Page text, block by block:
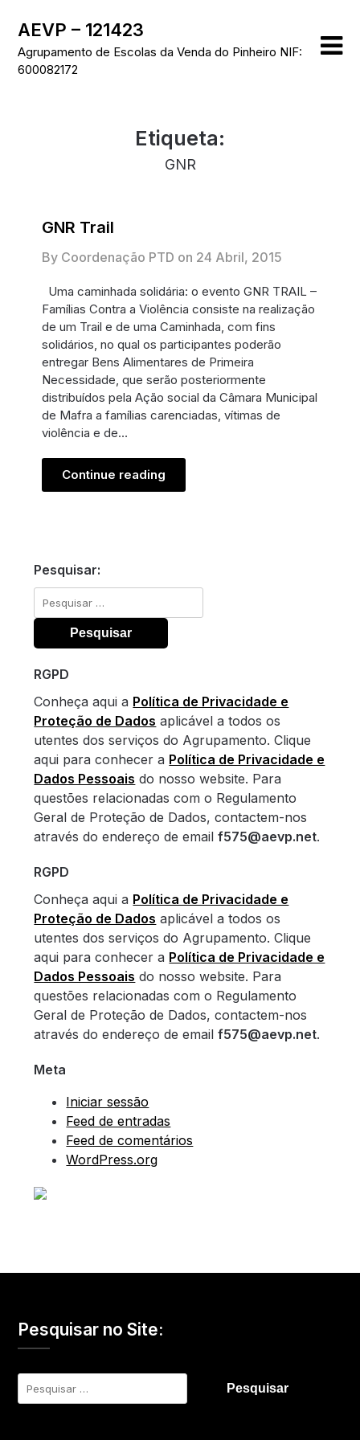
content
AEVP – 121423
Agrupamento de Escolas da Venda do Pinheiro NIF:
600082172
Etiqueta:
GNR
GNR Trail
By Coordenação PTD on 24 Abril, 2015
Uma caminhada solidária: o evento GNR TRAIL –
Famílias Contra a Violência consiste na realização
de um Trail e de uma Caminhada, com fins
solidários, no qual os participantes poderão
entregar Bens Alimentares de Primeira
Necessidade, que serão posteriormente
distribuídos pela Ação social da Câmara Municipal
de Mafra a famílias carenciadas, vítimas de
violência e de…
Continue reading
Pesquisar:
Pesquisar
por:
RGPD
Conheça aqui a Política de Privacidade e
Proteção de Dados aplicável a todos os
utentes dos serviços do Agrupamento. Clique
aqui para conhecer a Política de Privacidade e
Dados Pessoais do nosso website. Para
questões relacionadas com o Regulamento
Geral de Proteção de Dados, contactem-nos
através do endereço de emailf575@aevp.net.
RGPD
Conheça aqui a Política de Privacidade e
Proteção de Dados aplicável a todos os
utentes dos serviços do Agrupamento. Clique
aqui para conhecer a Política de Privacidade e
Dados Pessoais do nosso website. Para
questões relacionadas com o Regulamento
Geral de Proteção de Dados, contactem-nos
através do endereço de emailf575@aevp.net.
Meta
Iniciar sessão
Feed de entradas
Feed de comentários
WordPress.org
Pesquisar no Site:
Pesquisar
por: